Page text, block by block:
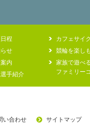
程
せ
内
手紹介
カフェサイ
競輪を楽し
家族で遊べ
ファミリー
い合わせ サイトマップ